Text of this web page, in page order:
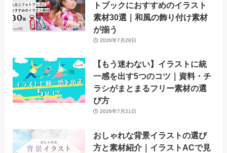
トブックにおすすめのイラスト
素材30選｜和風の飾り付け素材
が揃う
2026年7月28日
【もう迷わない】イラストに統
一感を出す5つのコツ｜資料・チ
ラシがまとまるフリー素材の選
び方
2026年7月21日
おしゃれな背景イラストの選び
方と素材紹介｜イラストACで見